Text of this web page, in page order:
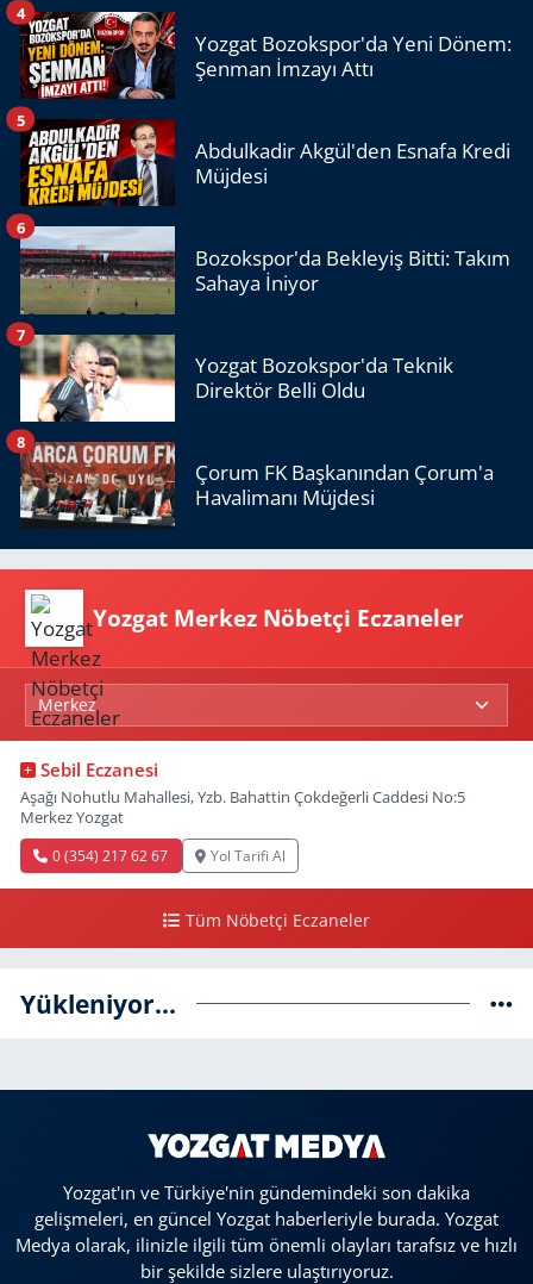
Yozgat Bozokspor'da Yeni Dönem:
Şenman İmzayı Attı
4
Abdulkadir Akgül'den Esnafa Kredi
Müjdesi
5
Bozokspor'da Bekleyiş Bitti: Takım
Sahaya İniyor
6
Yozgat Bozokspor'da Teknik
Direktör Belli Oldu
7
Çorum FK Başkanından Çorum'a
Havalimanı Müjdesi
8
Yozgat Merkez Nöbetçi Eczaneler
Sebil Eczanesi
Aşağı Nohutlu Mahallesi, Yzb. Bahattin Çokdeğerli Caddesi No:5
Merkez Yozgat
0 (354) 217 62 67 Yol Tarifi Al
Tüm Nöbetçi Eczaneler
Yükleniyor...
Yozgat'ın ve Türkiye'nin gündemindeki son dakika
gelişmeleri, en güncel Yozgat haberleriyle burada. Yozgat
Medya olarak, ilinizle ilgili tüm önemli olayları tarafsız ve hızlı
bir şekilde sizlere ulaştırıyoruz.